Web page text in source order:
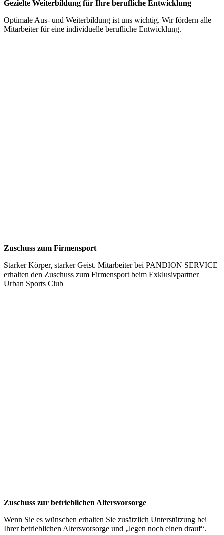
Gezielte Weiterbildung für Ihre berufliche Entwicklung
Optimale Aus- und Weiterbildung ist uns wichtig. Wir fördern alle
Mitarbeiter für eine individuelle berufliche Entwicklung.
Zuschuss zum Firmensport
Starker Körper, starker Geist. Mitarbeiter bei PANDION SERVICE
erhalten den Zuschuss zum Firmensport beim Exklusivpartner
Urban Sports Club
Zuschuss zur betrieblichen Altersvorsorge
Wenn Sie es wünschen erhalten Sie zusätzlich Unterstützung bei
Ihrer betrieblichen Altersvorsorge und „legen noch einen drauf“.